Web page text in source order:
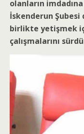
olanların
İskenderun Şubesi
birlikte yetişmek
çalışmalarını